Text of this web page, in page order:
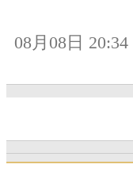
08月08日 20:34